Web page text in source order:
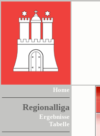
Home
Regionalliga
Ergebnisse
Tabelle